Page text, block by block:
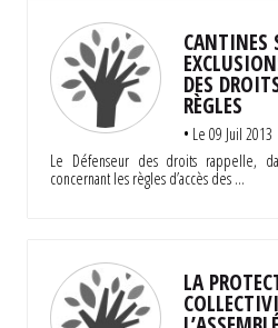
CANTINES
DES
RÈGLES
• Le 09 Juil 2013
Le Défenseur des droits rappelle,
concernant les règles d’accès des …
LA